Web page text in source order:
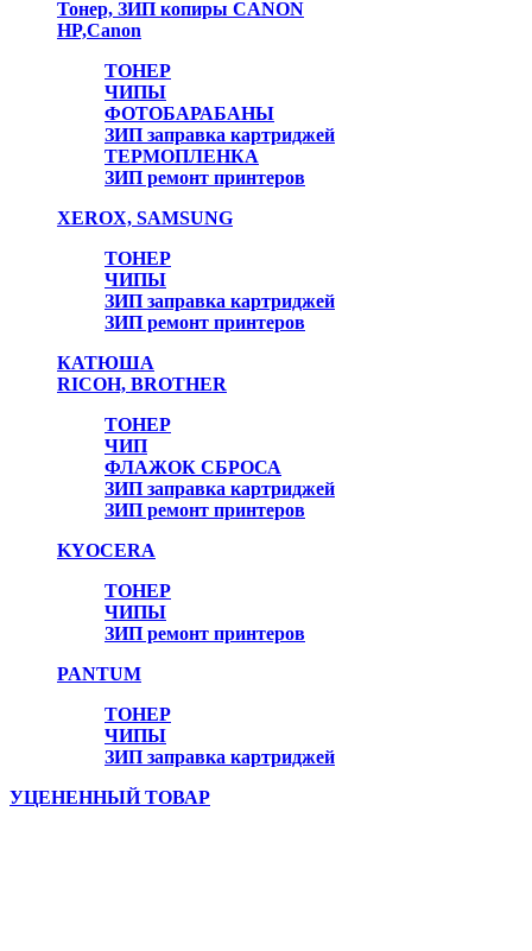
Тонер, ЗИП копиры CANON
HP,Canon
ТОНЕР
ЧИПЫ
ФОТОБАРАБАНЫ
ЗИП заправка картриджей
ТЕРМОПЛЕНКА
ЗИП ремонт принтеров
XEROX, SAMSUNG
ТОНЕР
ЧИПЫ
ЗИП заправка картриджей
ЗИП ремонт принтеров
КАТЮША
RICOH, BROTHER
ТОНЕР
ЧИП
ФЛАЖОК СБРОСА
ЗИП заправка картриджей
ЗИП ремонт принтеров
KYOCERA
ТОНЕР
ЧИПЫ
ЗИП ремонт принтеров
PANTUM
ТОНЕР
ЧИПЫ
ЗИП заправка картриджей
УЦЕНЕННЫЙ ТОВАР